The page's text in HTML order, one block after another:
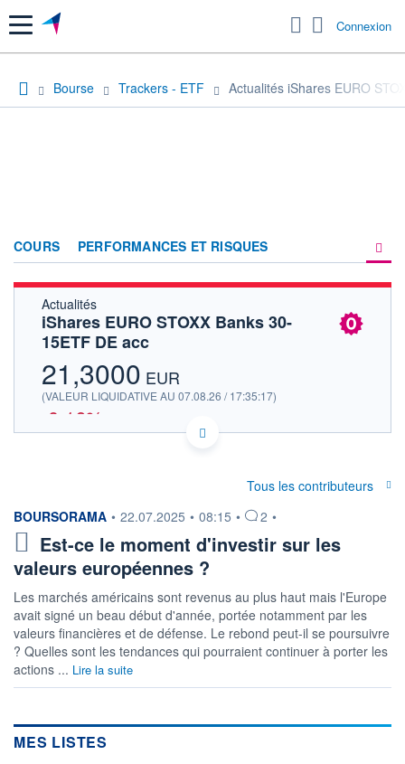
Menu Connexion
Bourse Trackers - ETF Actualités iShares EURO
COURS PERFORMANCES ET RISQUES
HISTORIQUE
Actualités
iShares EURO STOXX Banks 30-
15ETF DE acc
21,3000 EUR
(VALEUR LIQUIDATIVE AU 07.08.26 / 17:35:17)
-0,16%
21.3
Politique d'exécution
07/08
20,5
21,0
OUVERTURE
Tous les contributeurs
information fournie par
BOURSORAMA • 22.07.2025 • 08:15 • 2 •
Est-ce le moment d'investir sur les
valeurs européennes ?
Les marchés américains sont revenus au plus haut mais l'Europe
avait signé un beau début d'année, portée notamment par les
valeurs financières et de défense. Le rebond peut-il se poursuivre
? Quelles sont les tendances qui pourraient continuer à porter les
actions ... Lire la suite
MES LISTES